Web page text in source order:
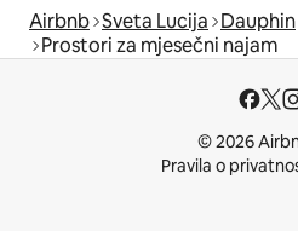
Airbnb Sveta Lucija Dauphin
Prostori za mjesečni najam
© 2026
Pravila o